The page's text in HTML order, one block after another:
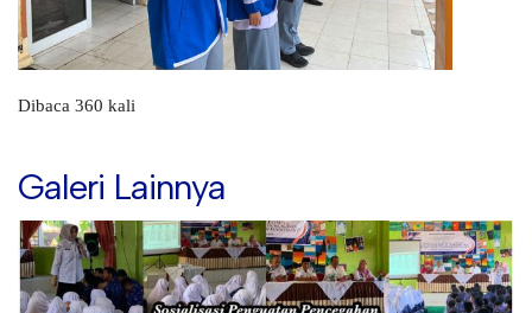
Dibaca 360 kali
Galeri Lainnya